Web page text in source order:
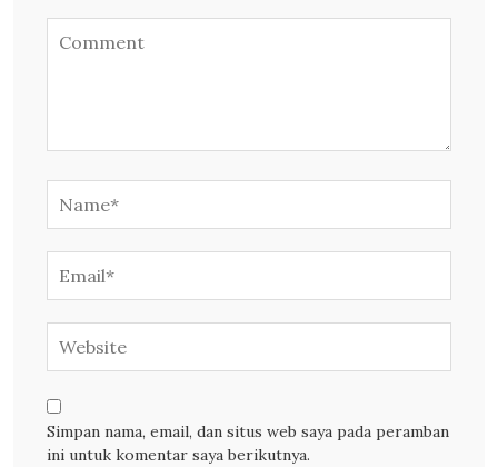
Simpan nama, email, dan situs web saya pada peramban
ini untuk komentar saya berikutnya.